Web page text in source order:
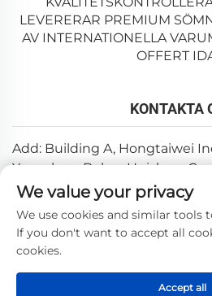
LEVERERAR PREMIUM
AV INTERNATIONELLA
OFFERT
KONTAKTA
Add: Building A, Hongtaiwei
Yuanzhou, Boluo, Huizhou,
E-post:[email protected]
Tel:+86-0752-6688646
Copyright © 2025 av Huizhou
We value your privacy
We use cookies and similar tools
If you don't want to accept all
cookies.
Accept all